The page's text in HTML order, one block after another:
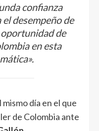
confianza
desempeño de
de
en esta
día en el que
de Colombia ante